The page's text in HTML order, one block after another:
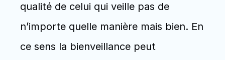
qualité de celui qui veille pas de
n’importe quelle manière mais bien. En
ce sens la bienveillance peut